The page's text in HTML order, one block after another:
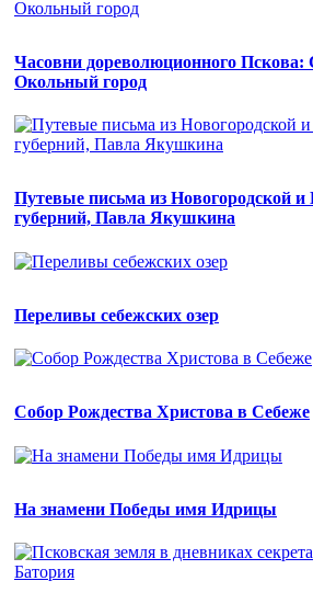
Часовни дореволюционного Пскова:
Окольный город
Путевые письма из Новогородской и
губерний, Павла Якушкина
Переливы себежских озер
Собор Рождества Христова в Себеже
На знамени Победы имя Идрицы